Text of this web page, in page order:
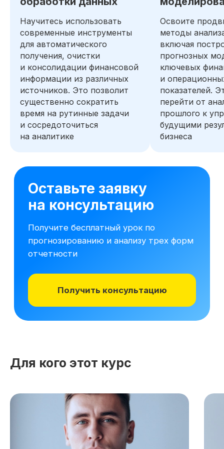
Научитесь использовать
современные инструменты
для автоматического
получения, очистки
и консолидации финансовой
информации из различных
источников. Это позволит
существенно сократить
время на рутинные задачи
и сосредоточиться
на аналитике
Освоите
методы
включая
прогнозных
ключевых
и
показателей.
перейти от
прошлого к
будущими
бизнеса
Для кого этот курс
сомнений
Попробовать 48 часов бесплатно